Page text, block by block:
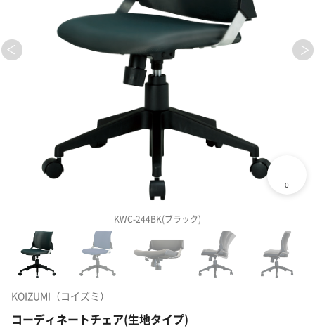
KWC-244BK(ブラック)
KOIZUMI（コイズミ）
コーディネートチェア(生地タイプ)